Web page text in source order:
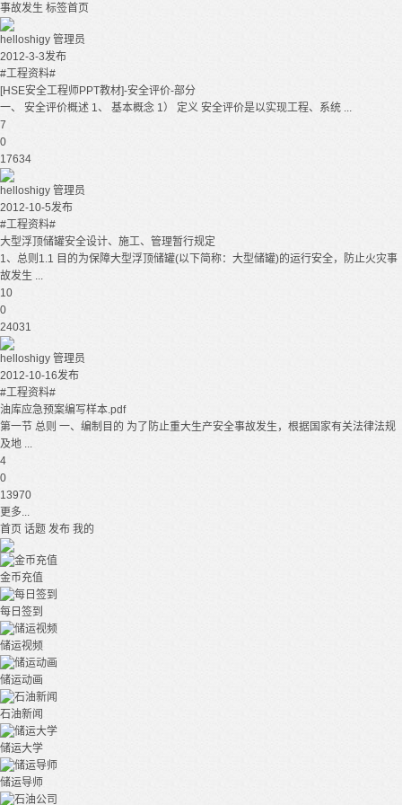
事故发生 标签首页
helloshigy 管理员
2012-3-3发布
#工程资料#
[HSE安全工程师PPT教材]-安全评价-部分
一、 安全评价概述 1、 基本概念 1） 定义 安全评价是以实现工程、系统 ...
7
0
17634
helloshigy 管理员
2012-10-5发布
#工程资料#
大型浮顶储罐安全设计、施工、管理暂行规定
1、总则1.1 目的为保障大型浮顶储罐(以下简称：大型储罐)的运行安全，防止火灾事
故发生 ...
10
0
24031
helloshigy 管理员
2012-10-16发布
#工程资料#
油库应急预案编写样本.pdf
第一节 总则 一、编制目的 为了防止重大生产安全事故发生，根据国家有关法律法规
及地 ...
4
0
13970
更多...
首页 话题 发布 我的
金币充值
每日签到
储运视频
储运动画
石油新闻
储运大学
储运导师